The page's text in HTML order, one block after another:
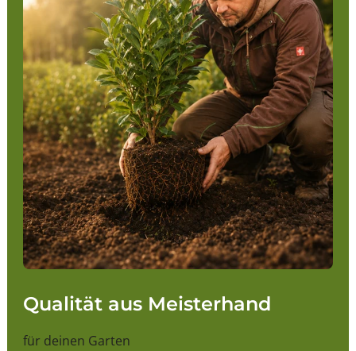
Qualität aus Meisterhand
für deinen Garten